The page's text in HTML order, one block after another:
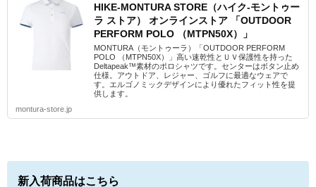
HIKE-MONTURA STORE（ハイク-モントゥー
ラ ストア） オンラインストア 「OUTDOOR
PERFORM POLO （MTPN50X）」
MONTURA（モントゥーラ）「OUTDOOR PERFORM
POLO （MTPN50X）」高い速乾性とＵＶ保護性を持った
Deltapeak™素材のポロシャツです。センターはボタン止め
仕様。アウトドア、レジャー、ゴルフに最適なウェアで
す。エルゴノミックデザインにより優れたフィット性を提
供します。
montura-store.jp
新入荷商品はこちら